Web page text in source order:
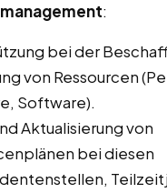
:
bei der
von Ressourcen
Software).
Aktualisierung von
bei diesen